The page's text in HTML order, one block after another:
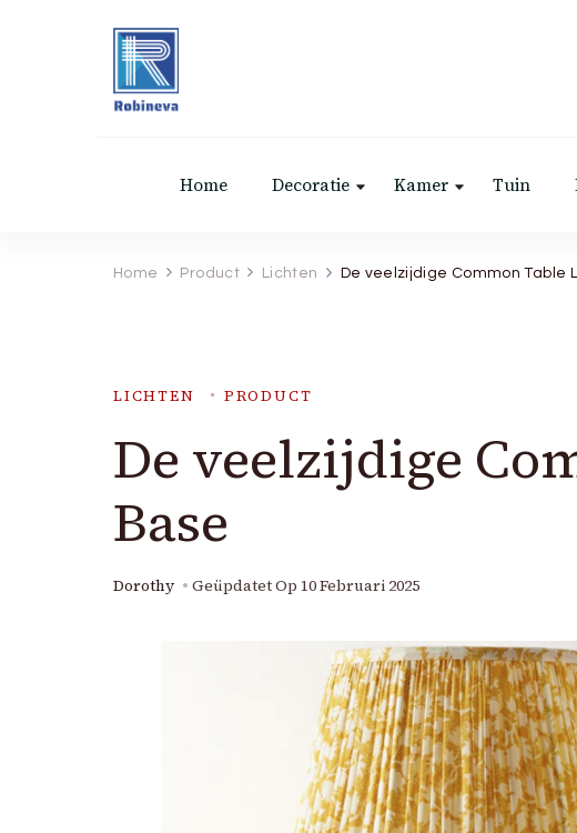
Home Decoratie Kamer Tuin
Home Product Lichten De veelzijdige Common Table
LICHTEN PRODUCT
De veelzijdige
Base
Dorothy Geüpdatet Op 10 Februari 2025